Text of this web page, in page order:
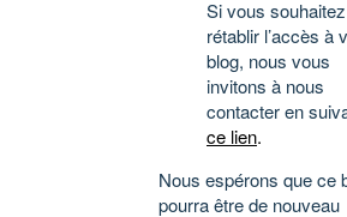
Si vous souhaitez
rétablir l’accès à
blog, nous vous
invitons à nous
contacter en
ce lien.
Nous espérons que ce
pourra être de nouveau